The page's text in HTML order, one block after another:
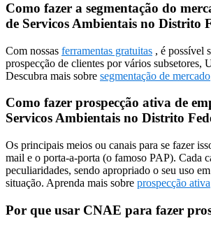
Como fazer a segmentação do
de Servicos Ambientais no Distrito
Com nossas ferramentas gratuitas , é possível
prospecção de clientes por vários subsetores,
Descubra mais sobre segmentação de mercado
Como fazer prospecção ativa de
Servicos Ambientais no Distrito
Os principais meios ou canais para se fazer
mail e o porta-a-porta (o famoso PAP). Cada
peculiaridades, sendo apropriado o seu uso
situação. Aprenda mais sobre prospecção ativa
Por que usar CNAE para fazer